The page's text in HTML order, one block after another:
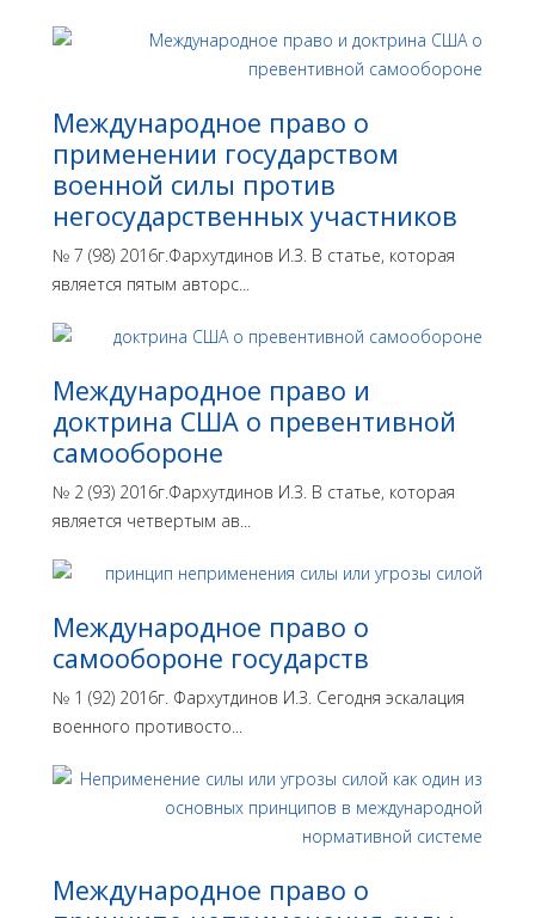
Международное право о
применении государством
военной силы против
негосударственных участников
№ 7 (98) 2016г.Фархутдинов И.З. В статье, которая
является пятым авторс...
Международное право и
доктрина США о превентивной
самообороне
№ 2 (93) 2016г.Фархутдинов И.З. В статье, которая
является четвертым ав...
Международное право о
самообороне государств
№ 1 (92) 2016г. Фархутдинов И.З. Сегодня эскалация
военного противосто...
Международное право о